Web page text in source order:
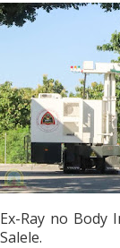
Ex-Ray no Body
Salele.